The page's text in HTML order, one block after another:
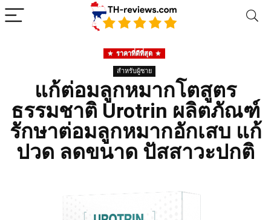
ราคาที่ดีที่สุด
สำหรับผู้ชาย
แก้ต่อมลูกหมากโตสูตร
ธรรมชาติ Urotrin ผลิตภัณฑ์
รักษาต่อมลูกหมากอักเสบ แก้
ปวด ลดขนาด ปัสสาวะปกติ